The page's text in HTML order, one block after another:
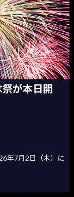
祭が本日開
年7月2日（木）に